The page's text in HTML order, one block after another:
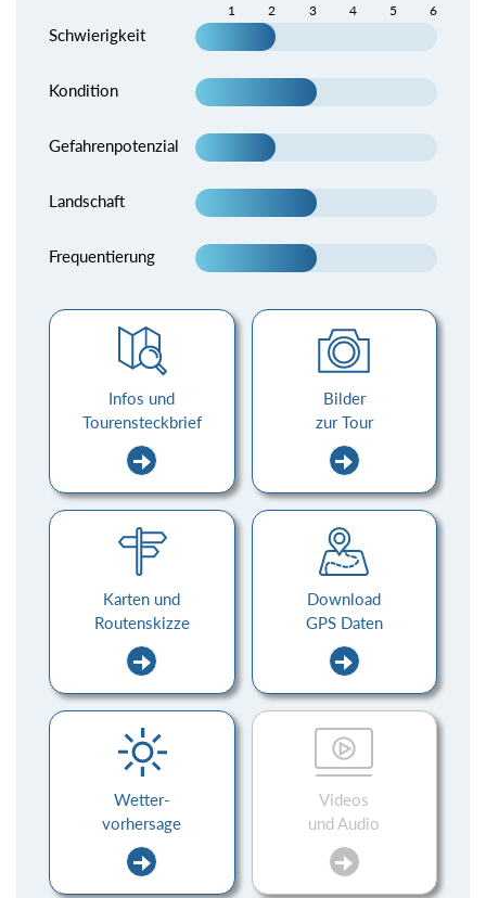
1 2 3 4 5 6
Schwierigkeit
Kondition
Gefahrenpotenzial
Landschaft
Frequentierung
Infos und
Tourensteckbrief
Bilder
zur Tour
Karten und
Routenskizze
Download
GPS Daten
Wetter-
vorhersage
Videos
und Audio